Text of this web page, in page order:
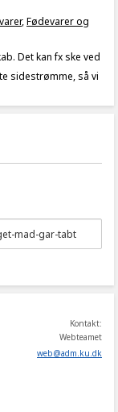
,Fødevarer og
Det kan fx ske ved
sidestrømme, så vi
Kontakt:
Webteamet
web@adm.ku.dk